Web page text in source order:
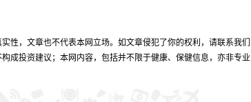
性，文章也不代表本网立场。如文章侵犯了你的权利，请联系我们
成投资建议；本网内容，包括并不限于健康、保健信息，亦非专业